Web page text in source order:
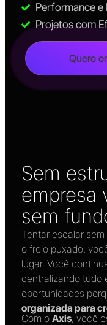
Performance e
Projetos com
Quero
Sem
empresa
sem
Tentar escalar
o freio puxado:
lugar. Você
centralizando tudo
oportunidades
organizada para
Com oAxis, você